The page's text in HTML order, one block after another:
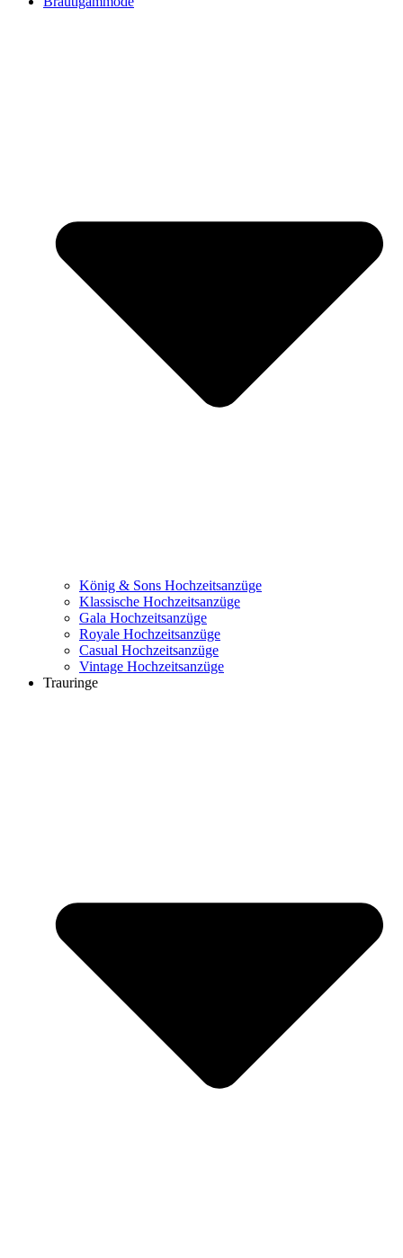
König & Sons Hochzeitsanzüge
Klassische Hochzeitsanzüge
Gala Hochzeitsanzüge
Royale Hochzeitsanzüge
Casual Hochzeitsanzüge
Vintage Hochzeitsanzüge
Trauringe